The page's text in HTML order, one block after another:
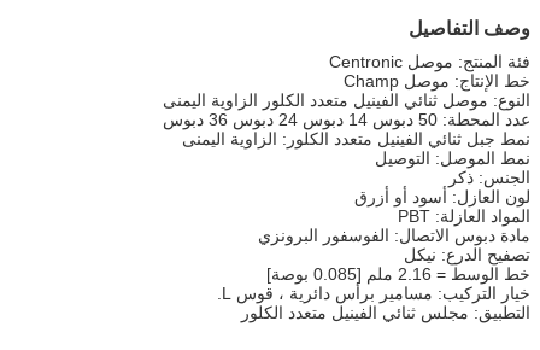
وصف التفاصيل
فئة المنتج: موصل Centronic
خط الإنتاج: موصل Champ
النوع: موصل ثنائي الفينيل متعدد الكلور الزاوية اليمنى
عدد المحطة: 50 دبوس 14 دبوس 24 دبوس 36 دبوس
نمط جبل ثنائي الفينيل متعدد الكلور: الزاوية اليمنى
نمط الموصل: التوصيل
الجنس: ذكر
لون العازل: أسود أو أزرق
المواد العازلة: PBT
مادة دبوس الاتصال: الفوسفور البرونزي
تصفيح الدرع: نيكل
خط الوسط = 2.16 ملم [0.085 بوصة]
خيار التركيب: مسامير برأس دائرية ، قوس L.
التطبيق: مجلس ثنائي الفينيل متعدد الكلور